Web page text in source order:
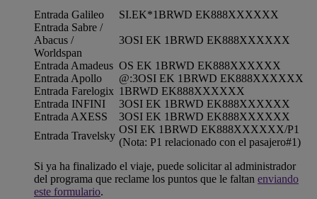
Entrada Galileo
SI.EK*1BRWD EK888XXXXXX
Entrada Sabre /
Abacus /
Worldspan
3OSI EK 1BRWD EK888XXXXXX
Entrada Amadeus OS EK 1BRWD EK888XXXXXX
Entrada Apollo
@:3OSI EK 1BRWD EK888XXXXXX
Entrada Farelogix 1BRWD EK888XXXXXX
Entrada INFINI
3OSI EK 1BRWD EK888XXXXXX
Entrada AXESS
3OSI EK 1BRWD EK888XXXXXX
Entrada Travelsky
OSI EK 1BRWD EK888XXXXXX/P1
(Nota: P1 relacionado con el pasajero#1)
Si ya ha finalizado el viaje, puede solicitar al administrador
del programa que reclame los puntos que le faltan enviando
este formulario.